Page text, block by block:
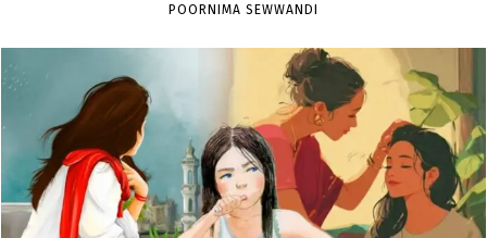
POORNIMA SEWWANDI